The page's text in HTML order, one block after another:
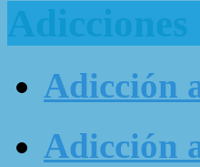
Adicciones
Adicción
Adicción